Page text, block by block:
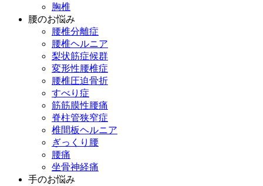
胸椎
腰のお悩み
腰椎分離症
腰椎ヘルニア
梨状筋症候群
変形性腰椎症
腰椎圧迫骨折
すべり症
筋筋膜性腰痛
脊柱管狭窄症
椎間板ヘルニア
ぎっくり腰
腰痛
坐骨神経痛
手のお悩み